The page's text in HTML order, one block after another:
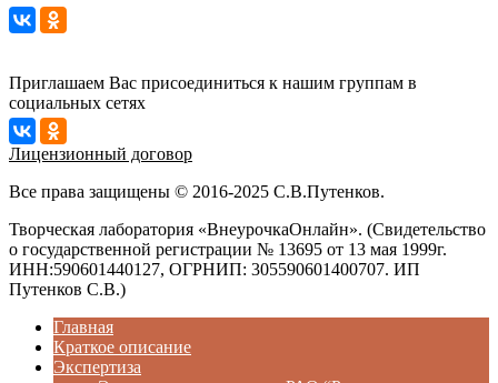
Приглашаем Вас присоединиться к нашим группам в
социальных сетях
Лицензионный договор
Все права защищены © 2016-2025 С.В.Путенков.
Творческая лаборатория «ВнеурочкаОнлайн». (Свидетельство
о государственной регистрации № 13695 от 13 мая 1999г.
ИНН:590601440127, ОГРНИП: 305590601400707. ИП
Путенков С.В.)
Главная
Краткое описание
Экспертиза